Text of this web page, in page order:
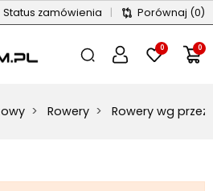
Status zamówienia | Porównaj (0)
0 0
Rowery Rowery wg